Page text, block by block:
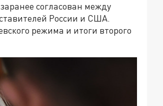
согласован между
России и США.
режима и итоги второго